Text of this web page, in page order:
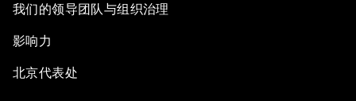
我们的领导团队与组织治理
影响力
北京代表处